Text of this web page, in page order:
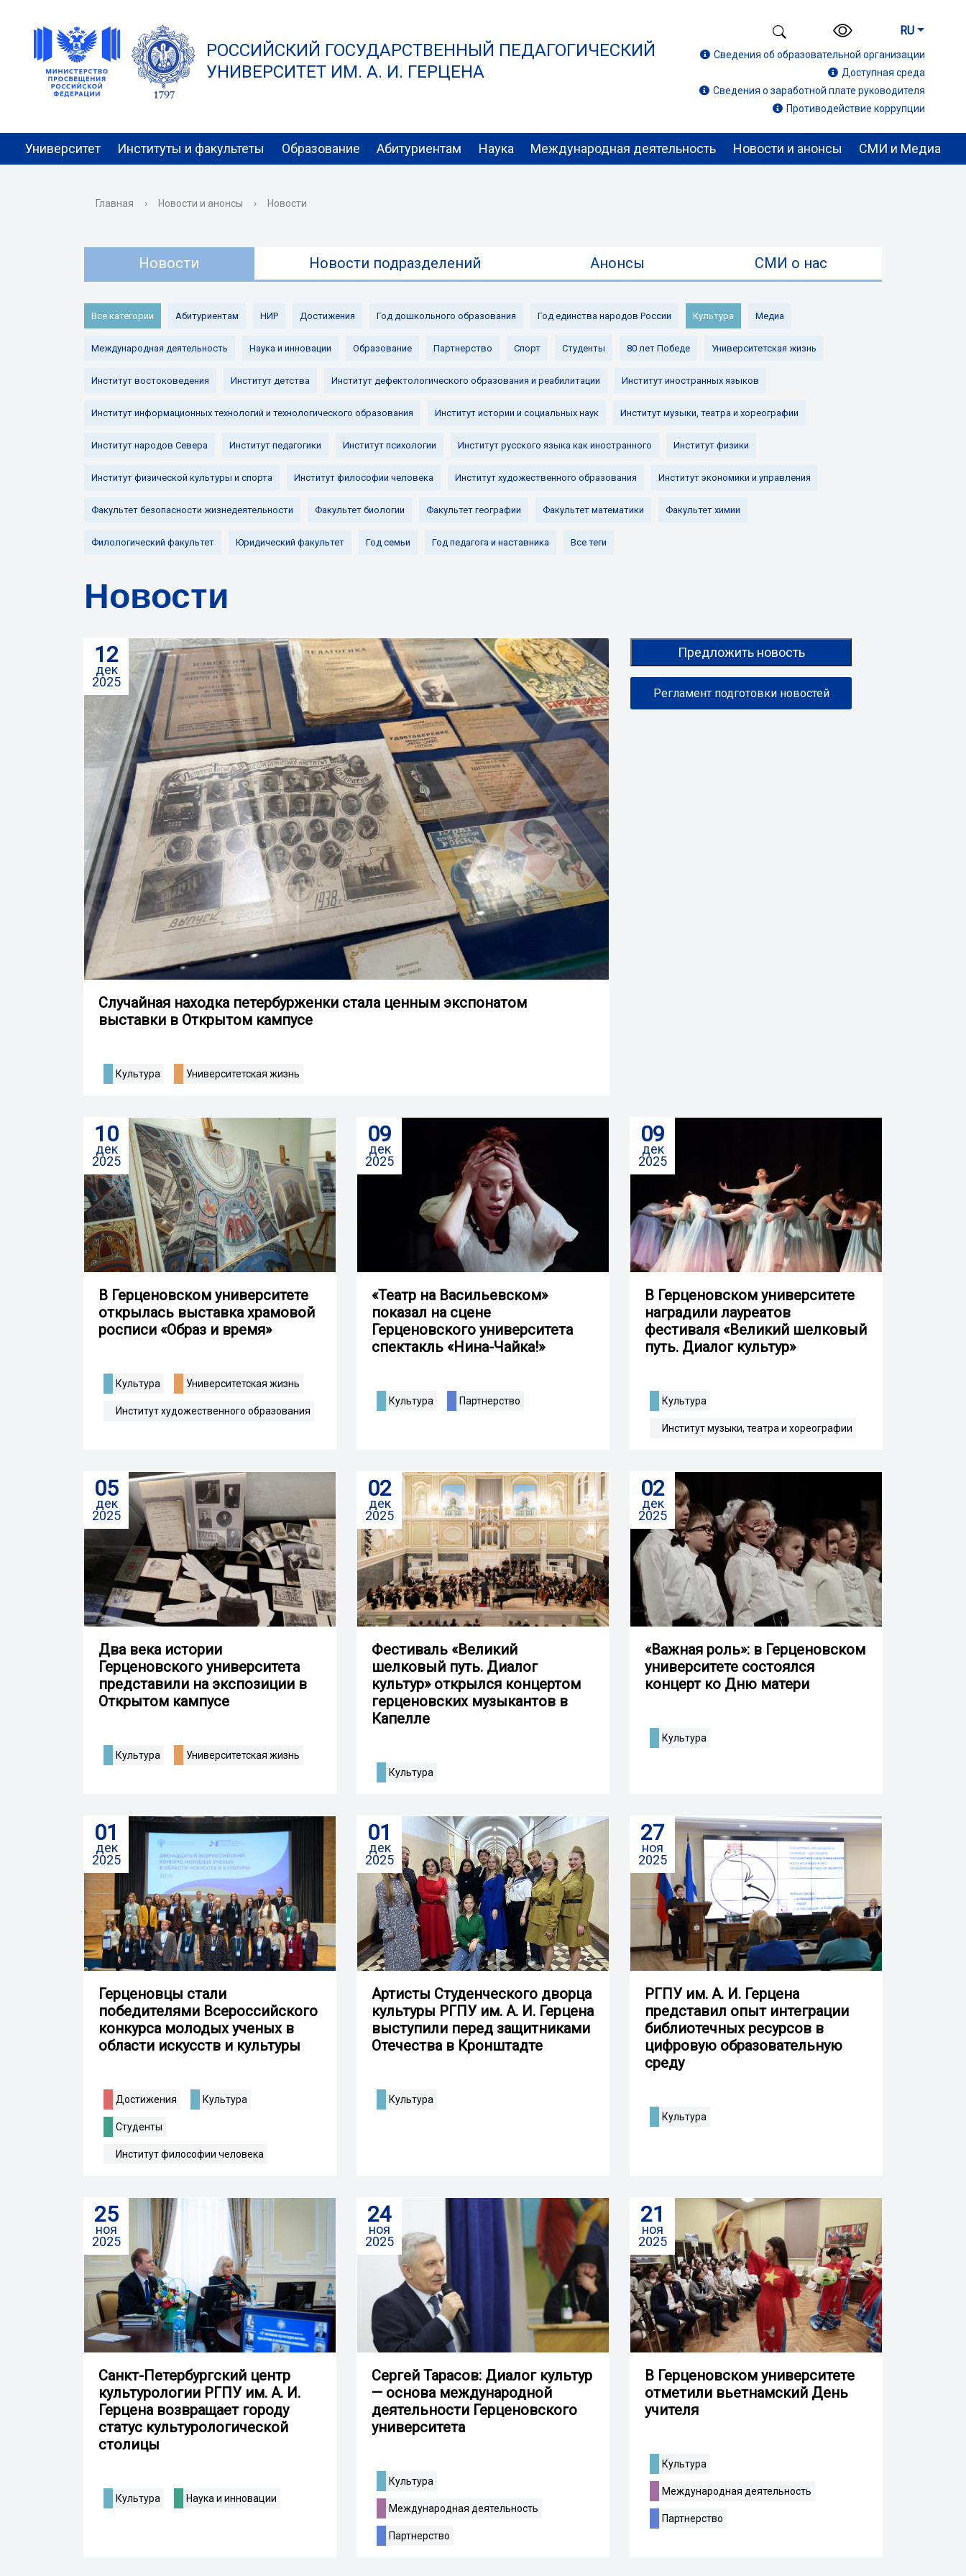
РОССИЙСКИЙ ГОСУДАРСТВЕННЫЙ ПЕДАГОГИЧЕСКИЙ
УНИВЕРСИТЕТ ИМ. А. И. ГЕРЦЕНА
RU
Сведения об образовательной организации
Доступная среда
Сведения о заработной плате руководителя
Противодействие коррупции
Университет Институты и факультеты Образование Абитуриентам Наука Международная деятельность Новости и анонсы СМИ и Медиа
Главная › Новости и анонсы › Новости
Новости Новости подразделений Анонсы СМИ о нас
Все категории Абитуриентам НИР Достижения Год дошкольного образования Год единства народов России Культура Медиа
Международная деятельность Наука и инновации Образование Партнерство Спорт Студенты 80 лет Победе Университетская жизнь
Институт востоковедения Институт детства Институт дефектологического образования и реабилитации Институт иностранных языков
Институт информационных технологий и технологического образования Институт истории и социальных наук Институт музыки, театра и хореографии
Институт народов Севера Институт педагогики Институт психологии Институт русского языка как иностранного Институт физики
Институт физической культуры и спорта Институт философии человека Институт художественного образования Институт экономики и управления
Факультет безопасности жизнедеятельности Факультет биологии Факультет географии Факультет математики Факультет химии
Филологический факультет Юридический факультет Год семьи Год педагога и наставника Все теги
Новости
12
дек
2025
Случайная находка петербурженки стала ценным экспонатом
выставки в Открытом кампусе
Культура Университетская жизнь
Предложить новость
Регламент подготовки новостей
10
дек
2025
В Герценовском университете
открылась выставка храмовой
росписи «Образ и время»
Культура Университетская жизнь
Институт художественного образования
09
дек
2025
«Театр на Васильевском»
показал на сцене
Герценовского университета
спектакль «Нина-Чайка!»
Культура Партнерство
09
дек
2025
В Герценовском университете
наградили лауреатов
фестиваля «Великий шелковый
путь. Диалог культур»
Культура
Институт музыки, театра и хореографии
05
дек
2025
Два века истории
Герценовского университета
представили на экспозиции в
Открытом кампусе
Культура Университетская жизнь
02
дек
2025
Фестиваль «Великий
шелковый путь. Диалог
культур» открылся концертом
герценовских музыкантов в
Капелле
Культура
02
дек
2025
«Важная роль»: в Герценовском
университете состоялся
концерт ко Дню матери
Культура
01
дек
2025
Герценовцы стали
победителями Всероссийского
конкурса молодых ученых в
области искусств и культуры
Достижения Культура
Студенты
Институт философии человека
01
дек
2025
Артисты Студенческого дворца
культуры РГПУ им. А. И. Герцена
выступили перед защитниками
Отечества в Кронштадте
Культура
27
ноя
2025
РГПУ им. А. И. Герцена
представил опыт интеграции
библиотечных ресурсов в
цифровую образовательную
среду
Культура
25
ноя
2025
Санкт-Петербургский центр
культурологии РГПУ им. А. И.
Герцена возвращает городу
статус культурологической
столицы
Культура Наука и инновации
24
ноя
2025
Сергей Тарасов: Диалог культур
— основа международной
деятельности Герценовского
университета
Культура
Международная деятельность
Партнерство
21
ноя
2025
В Герценовском университете
отметили вьетнамский День
учителя
Культура
Международная деятельность
Партнерство